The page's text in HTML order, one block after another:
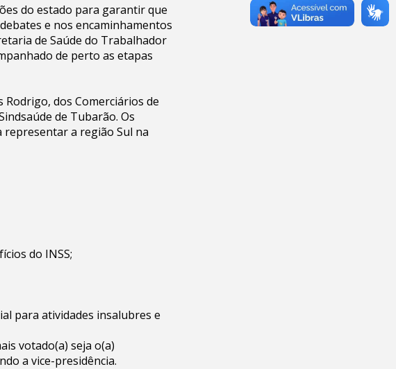
do estado para garantir que
e nos encaminhamentos
de Saúde do Trabalhador
de perto as etapas
dos Comerciários de
de Tubarão. Os
a região Sul na
do INSS;
para atividades insalubres e
votado(a) seja o(a)
a vice-presidência.